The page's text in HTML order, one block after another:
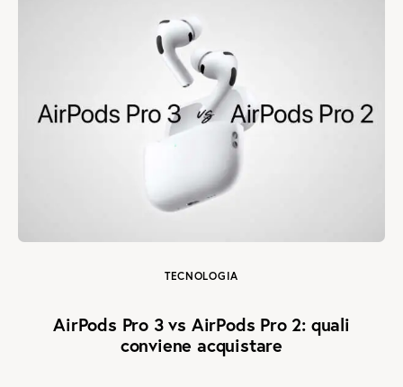
TECNOLOGIA
AirPods Pro 3 vs AirPods Pro 2: quali
conviene acquistare